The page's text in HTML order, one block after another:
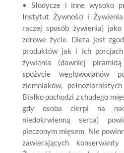
• Słodycze i inne wysoko
Instytut Żywności i
raczej sposób żywienia)
zdrowe życie. Dieta jest
produktów jak i ich
żywienia (dawniej
spożycie węglowodanów
ziemniaków,
Białko pochodzi z chudego
gdy osoba cierpi na
niedokrwienną serca)
pieczonym mięsem. Nie
zawierających